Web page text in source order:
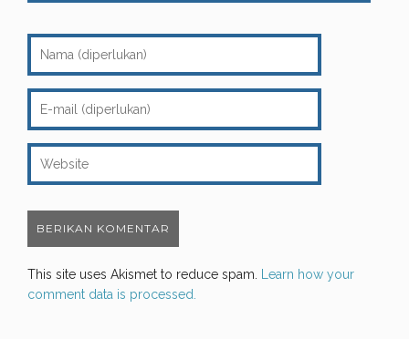
This site uses Akismet to reduce spam.
Learn how your
comment data is processed.